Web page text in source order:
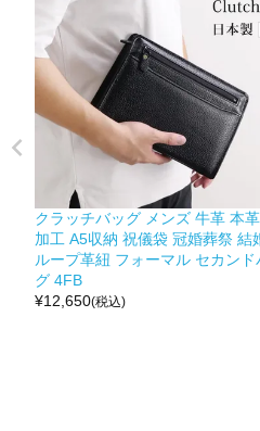
クラッチバッグ メンズ 牛革 本
加工 A5収納 祝儀袋 冠婚葬祭 結
ループ革紐 フォーマル セカンド
グ 4FB
¥12,650(税込)